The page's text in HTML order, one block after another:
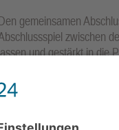
gemeinsamen
zwischen
und gestärkt in die
den Ferien werden
sein, ihr wahres